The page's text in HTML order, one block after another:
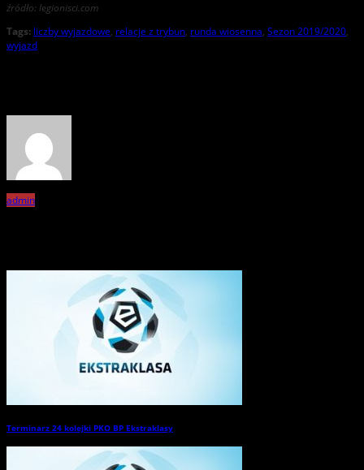
źródło: legionisci.com
Tags: liczby wyjazdowe, relacje z trybun, runda wiosenna, Sezon 2019/2020,
wyjazd
admin
Terminarz 24 kolejki PKO BP Ekstraklasy